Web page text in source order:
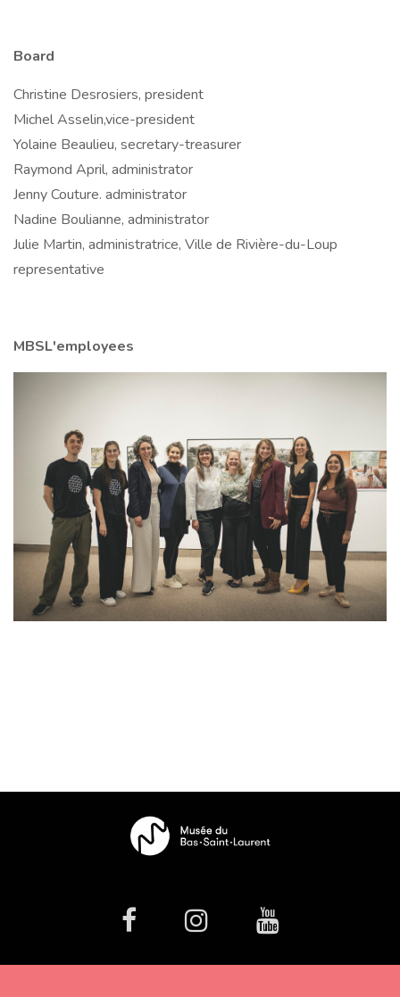
Board
Christine Desrosiers, president
Michel Asselin,vice-president
Yolaine Beaulieu, secretary-treasurer
Raymond April, administrator
Jenny Couture. administrator
Nadine Boulianne, administrator
Julie Martin, administratrice, Ville de Rivière-du-Loup
representative
MBSL'employees
facebookInstagramYoutube